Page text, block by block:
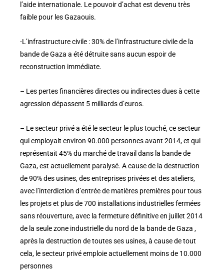
l’aide internationale. Le pouvoir d’achat est devenu très
faible pour les Gazaouis.
-L’infrastructure civile : 30% de l’infrastructure civile de la
bande de Gaza a été détruite sans aucun espoir de
reconstruction immédiate.
– Les pertes financières directes ou indirectes dues à cette
agression dépassent 5 milliards d’euros.
– Le secteur privé a été le secteur le plus touché, ce secteur
qui employait environ 90.000 personnes avant 2014, et qui
représentait 45% du marché de travail dans la bande de
Gaza, est actuellement paralysé. A cause de la destruction
de 90% des usines, des entreprises privées et des ateliers,
avec l’interdiction d’entrée de matières premières pour tous
les projets et plus de 700 installations industrielles fermées
sans réouverture, avec la fermeture définitive en juillet 2014
de la seule zone industrielle du nord de la bande de Gaza ,
après la destruction de toutes ses usines, à cause de tout
cela, le secteur privé emploie actuellement moins de 10.000
personnes